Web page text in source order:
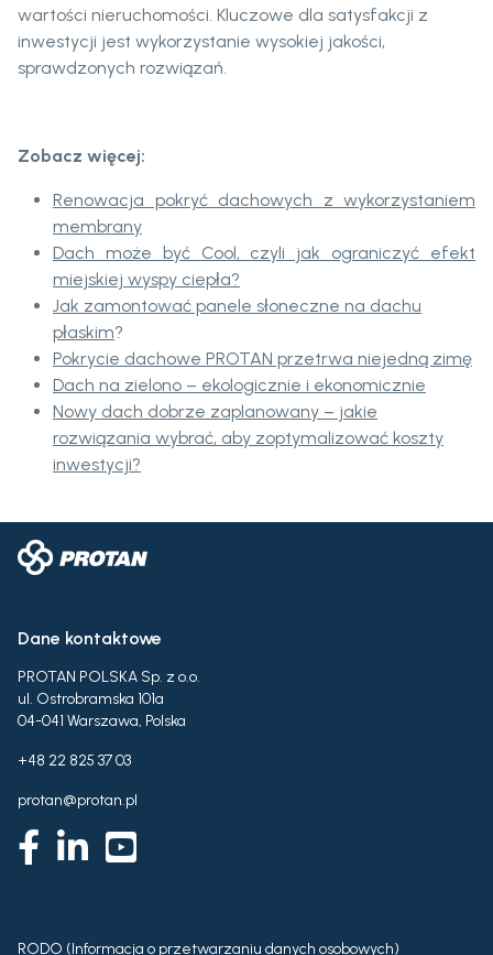
wartości nieruchomości. Kluczowe dla satysfakcji z
inwestycji jest wykorzystanie wysokiej jakości,
sprawdzonych rozwiązań.
Zobacz więcej:
Renowacja pokryć dachowych z wykorzystaniem
membrany
Dach może być Cool, czyli jak ograniczyć efekt
miejskiej wyspy ciepła?
Jak zamontować panele słoneczne na dachu
płaskim?
Pokrycie dachowe PROTAN przetrwa niejedną zimę
Dach na zielono – ekologicznie i ekonomicznie
Nowy dach dobrze zaplanowany – jakie
rozwiązania wybrać, aby zoptymalizować koszty
inwestycji?
Dane kontaktowe
PROTAN POLSKA Sp. z o.o.
ul. Ostrobramska 101a
04-041 Warszawa, Polska
+48 22 825 37 03
protan@protan.pl
RODO (Informacja o przetwarzaniu danych osobowych)